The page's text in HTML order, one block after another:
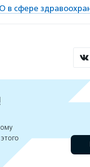
в сфере